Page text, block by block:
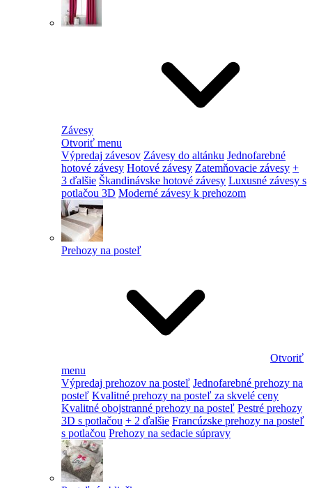
Závesy
Otvoriť menu
Výpredaj závesov Závesy do altánku Jednofarebné
hotové závesy Hotové závesy Zatemňovacie závesy +
3 ďalšie Škandinávske hotové závesy Luxusné závesy s
potlačou 3D Moderné závesy k prehozom
Prehozy na posteľ
Otvoriť
menu
Výpredaj prehozov na posteľ Jednofarebné prehozy na
posteľ Kvalitné prehozy na posteľ za skvelé ceny
Kvalitné obojstranné prehozy na posteľ Pestré prehozy
3D s potlačou + 2 ďalšie Francúzske prehozy na posteľ
s potlačou Prehozy na sedacie súpravy